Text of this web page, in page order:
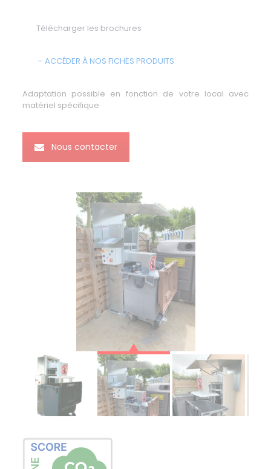
Télécharger les brochures
– ACCÉDER À NOS FICHES PRODUITS
Adaptation possible en fonction de votre local avec
matériel spécifique
Nous contacter